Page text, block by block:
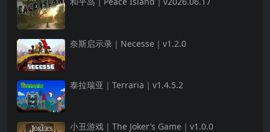
奈斯启示录｜Necesse｜v1.2.0
泰拉瑞亚｜Terraria｜v1.4.5.2
小丑游戏｜The Joker’s Game｜v1.0.0